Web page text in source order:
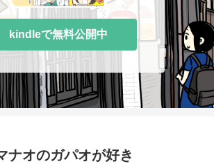
kindleで無料公開中
ナオのガパオが好き